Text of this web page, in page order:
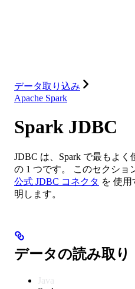
データ取り込み
Apache Spark
Spark JDBC
JDBC は、Spark で最もよ
の 1 つです。 このセクショ
公式 JDBC コネクタ を 使
明します。
データの読み取り
Java